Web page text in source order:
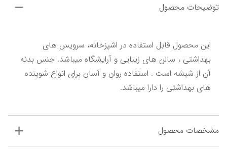
توضیحات محصول
های بهداشتی را دارا میباشد.
مشخصات محصول